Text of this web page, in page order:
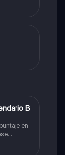
botón
B
en
que
que te